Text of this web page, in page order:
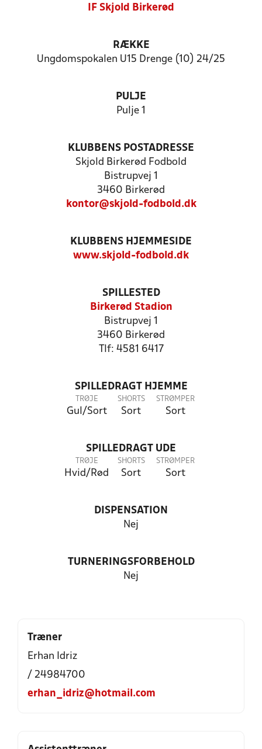
IF Skjold Birkerød
RÆKKE
Ungdomspokalen U15 Drenge (10) 24/25
PULJE
Pulje 1
KLUBBENS POSTADRESSE
Skjold Birkerød Fodbold
Bistrupvej 1
3460 Birkerød
kontor@skjold-fodbold.dk
KLUBBENS HJEMMESIDE
www.skjold-fodbold.dk
SPILLESTED
Birkerød Stadion
Bistrupvej 1
3460 Birkerød
Tlf: 4581 6417
SPILLEDRAGT HJEMME
TRØJE
Gul/Sort
SHORTS
Sort
STRØMPER
Sort
SPILLEDRAGT UDE
TRØJE
Hvid/Rød
SHORTS
Sort
STRØMPER
Sort
DISPENSATION
Nej
TURNERINGSFORBEHOLD
Nej
Træner
Erhan Idriz
/ 24984700
erhan_idriz@hotmail.com